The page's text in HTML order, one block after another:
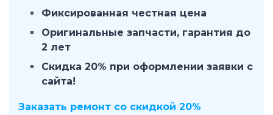
Фиксированная честная цена
Оригинальные запчасти, гарантия до
2 лет
Скидка 20% при оформлении заявки с
сайта!
Заказать ремонт со скидкой 20%